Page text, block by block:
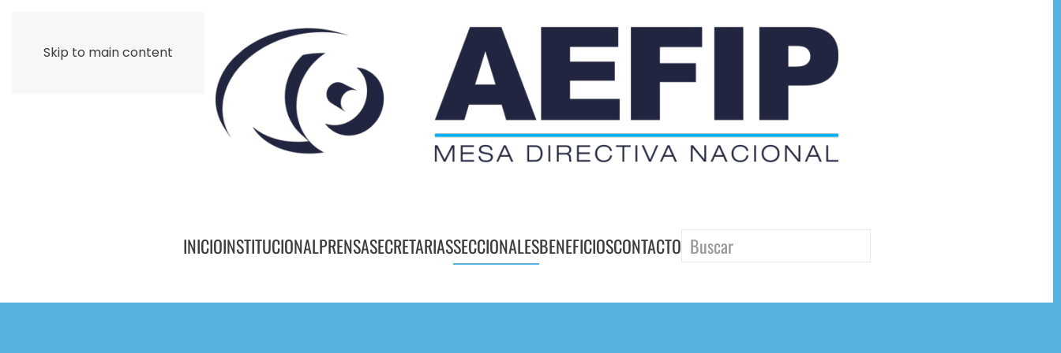
Skip to main content
INICIOINSTITUCIONALPRENSASECRETARIASSECCIONALESBENEFICIOSCONTACTO